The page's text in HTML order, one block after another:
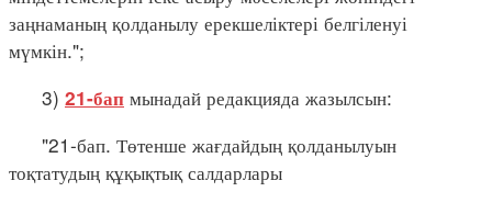
заңнаманың қолданылу ерекшеліктері белгіленуі
мүмкін.";
3) 21-бап мынадай редакцияда жазылсын:
"21-бап. Төтенше жағдайдың қолданылуын
тоқтатудың құқықтық салдарлары